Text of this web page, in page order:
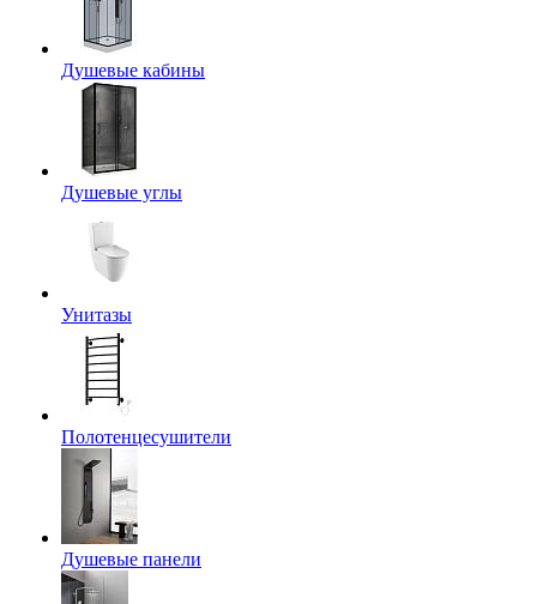
Душевые кабины
Душевые углы
Унитазы
Полотенцесушители
Душевые панели